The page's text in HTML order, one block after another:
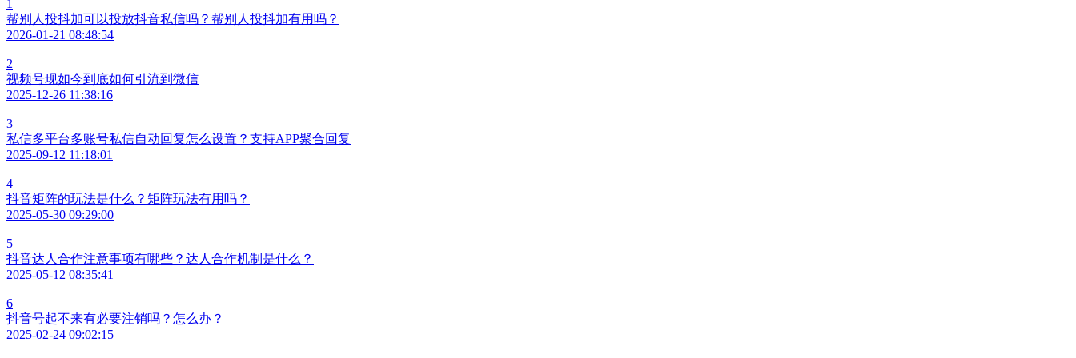
1
帮别人投抖加可以投放抖音私信吗？帮别人投抖加有用吗？
2026-01-21 08:48:54
2
视频号现如今到底如何引流到微信
2025-12-26 11:38:16
3
私信多平台多账号私信自动回复怎么设置？支持APP聚合回复
2025-09-12 11:18:01
4
抖音矩阵的玩法是什么？矩阵玩法有用吗？
2025-05-30 09:29:00
5
抖音达人合作注意事项有哪些？达人合作机制是什么？
2025-05-12 08:35:41
6
抖音号起不来有必要注销吗？怎么办？
2025-02-24 09:02:15